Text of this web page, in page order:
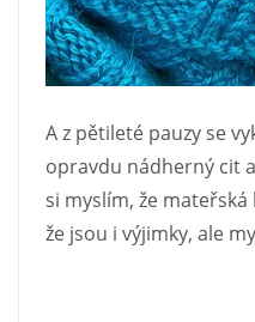
A z pětileté pauzy se
opravdu nádherný cit
si myslím, že
že jsou i výjimky, ale